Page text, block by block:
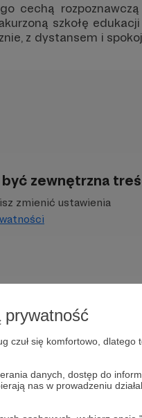
prywatność
czuł się komfortowo,
danych, dostęp do
nas w prowadzeniu
cechą
szkołę
z dystansem i
zewnętrzna
zmienić ustawienia
YouTubeo nazwie
17. Inicjatywa
dziękuję, a
adres